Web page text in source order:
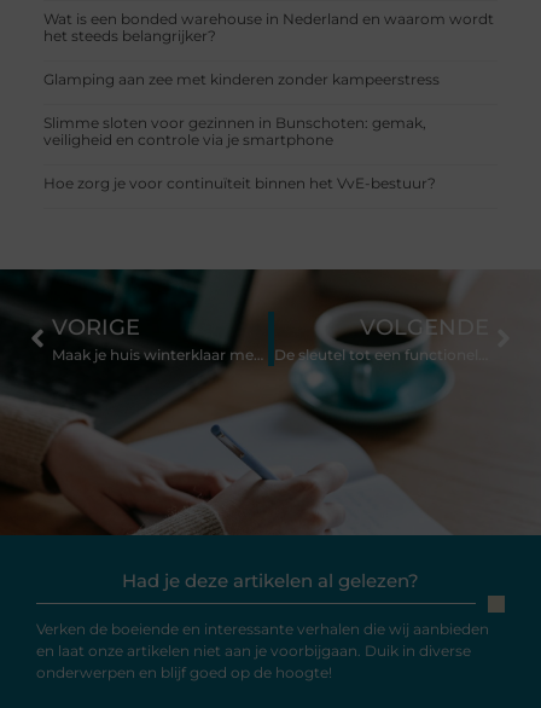
Wat is een bonded warehouse in Nederland en waarom wordt
het steeds belangrijker?
Glamping aan zee met kinderen zonder kampeerstress
Slimme sloten voor gezinnen in Bunschoten: gemak,
veiligheid en controle via je smartphone
Hoe zorg je voor continuïteit binnen het VvE-bestuur?
Had je deze artikelen al gelezen?
Verken de boeiende en interessante verhalen die wij aanbieden
en laat onze artikelen niet aan je voorbijgaan. Duik in diverse
onderwerpen en blijf goed op de hoogte!
VORIGE
Maak je huis winterklaar met spouwmuur isolatie
VOLGENDE